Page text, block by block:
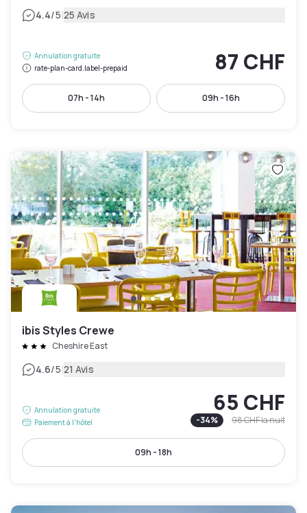
4.4/5|25 Avis
Annulation gratuite
rate-plan-card.label-prepaid
87 CHF
07h - 14h 09h - 16h
ibis Styles Crewe
Cheshire East
4.6/5|21 Avis
Annulation gratuite
Paiement à l'hôtel
65 CHF
-34% 98 CHFla nuit
09h - 18h